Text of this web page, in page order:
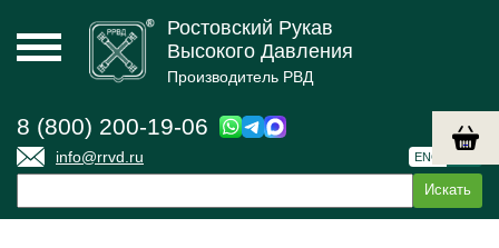
Ростовский Рукав
Высокого Давления
Производитель РВД
8 (800) 200-19-06
info@rrvd.ru ENG